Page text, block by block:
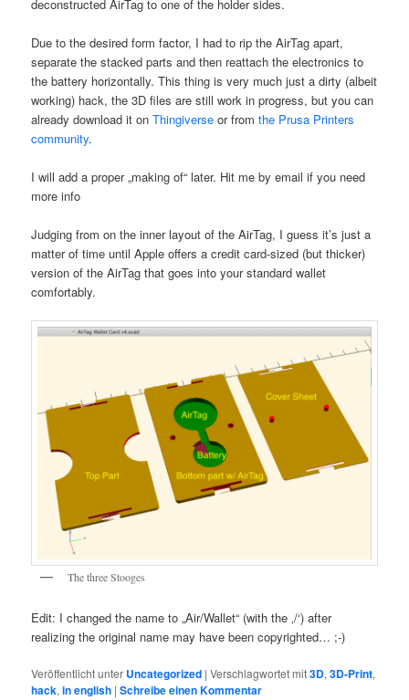
deconstructed AirTag to one of the holder sides.
Due to the desired form factor, I had to rip the AirTag apart,
separate the stacked parts and then reattach the electronics to
the battery horizontally. This thing is very much just a dirty (albeit
working) hack, the 3D files are still work in progress, but you can
already download it onThingiverse or fromthe Prusa Printers
community.
I will add a proper „making of“ later. Hit me by email if you need
more info
Judging from on the inner layout of the AirTag, I guess it’s just a
matter of time until Apple offers a credit card-sized (but thicker)
version of the AirTag that goes into your standard wallet
comfortably.
The three Stooges
Edit: I changed the name to „Air/Wallet“ (with the ‚/‘) after
realizing the original name may have been copyrighted… ;-)
Veröffentlicht unter Uncategorized |Verschlagwortet mit3D,3D-Print,
hack,in english |Schreibe einen Kommentar